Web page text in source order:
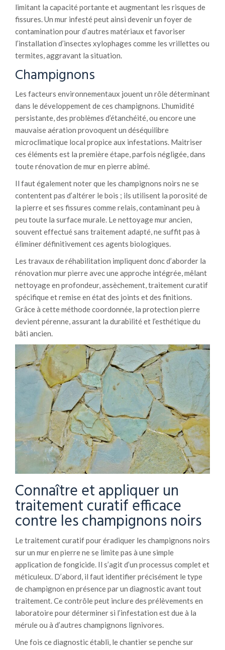
limitant la capacité portante et augmentant les risques de
fissures. Un mur infesté peut ainsi devenir un foyer de
contamination pour d’autres matériaux et favoriser
l’installation d’insectes xylophages comme les vrillettes ou
termites, aggravant la situation.
Champignons
Les facteurs environnementaux jouent un rôle déterminant
dans le développement de ces champignons. L’humidité
persistante, des problèmes d’étanchéité, ou encore une
mauvaise aération provoquent un déséquilibre
microclimatique local propice aux infestations. Maitriser
ces éléments est la première étape, parfois négligée, dans
toute rénovation de mur en pierre abîmé.
Il faut également noter que les champignons noirs ne se
contentent pas d’altérer le bois ; ils utilisent la porosité de
la pierre et ses fissures comme relais, contaminant peu à
peu toute la surface murale. Le nettoyage mur ancien,
souvent effectué sans traitement adapté, ne suffit pas à
éliminer définitivement ces agents biologiques.
Les travaux de réhabilitation impliquent donc d’aborder la
rénovation mur pierre avec une approche intégrée, mêlant
nettoyage en profondeur, assèchement, traitement curatif
spécifique et remise en état des joints et des finitions.
Grâce à cette méthode coordonnée, la protection pierre
devient pérenne, assurant la durabilité et l’esthétique du
bâti ancien.
Connaître et appliquer un
traitement curatif efficace
contre les champignons noirs
Le traitement curatif pour éradiquer les champignons noirs
sur un mur en pierre ne se limite pas à une simple
application de fongicide. Il s’agit d’un processus complet et
méticuleux. D’abord, il faut identifier précisément le type
de champignon en présence par un diagnostic avant tout
traitement. Ce contrôle peut inclure des prélèvements en
laboratoire pour déterminer si l’infestation est due à la
mérule ou à d’autres champignons lignivores.
Une fois ce diagnostic établi, le chantier se penche sur